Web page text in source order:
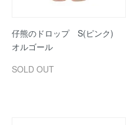
仔熊のドロップ S(ピンク)
オルゴール
SOLD OUT